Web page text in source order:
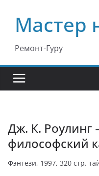
содержимому
Мастер
Ремонт-Гуру
Дж. К. Роулинг
философский
Фэнтези, 1997, 320 стр.